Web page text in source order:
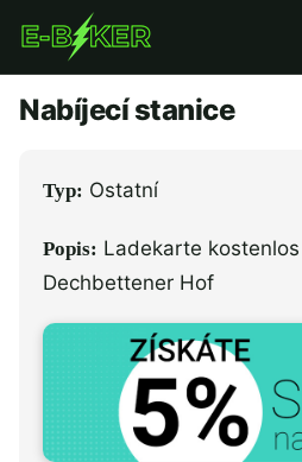
obsahu
Nabíjecí stanice
Typ: Ostatní
Popis: Ladekarte
Dechbettener Hof